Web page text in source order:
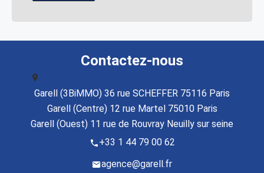
Contactez-nous
Garell (3BiMMO) 36 rue SCHEFFER 75116 Paris
Garell (Centre) 12 rue Martel 75010 Paris
Garell (Ouest) 11 rue de Rouvray Neuilly sur seine
+33 1 44 79 00 62
agence@garell.fr